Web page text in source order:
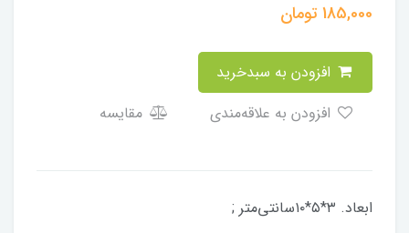
185,000تومان
مقایسه
ابعاد. ۳*۵*۱۰سانتی‌متر ;